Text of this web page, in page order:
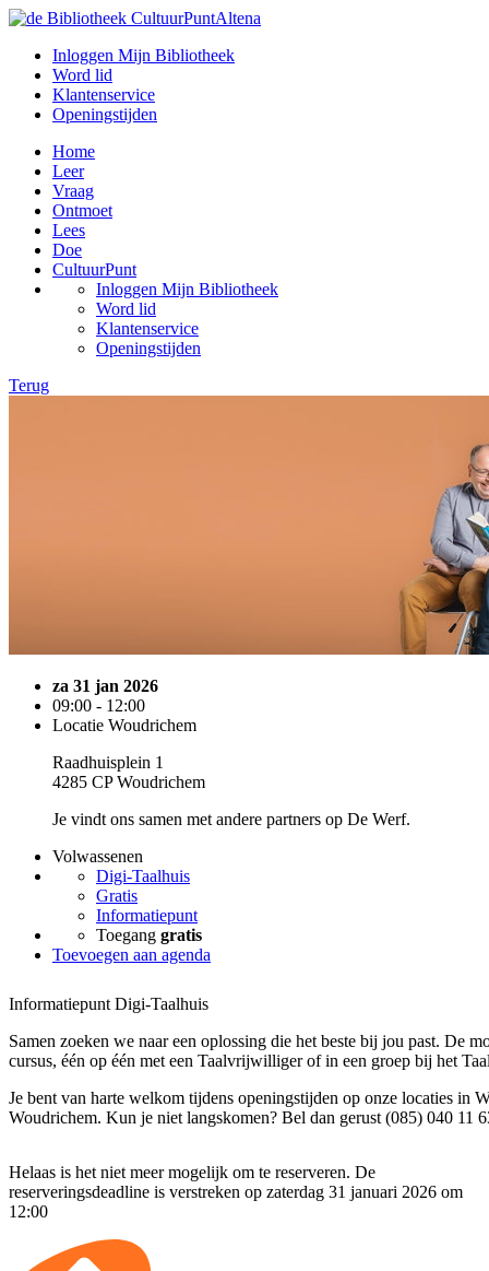
Inloggen Mijn Bibliotheek
Word lid
Klantenservice
Openingstijden
Home
Leer
Vraag
Ontmoet
Lees
Doe
CultuurPunt
Inloggen Mijn Bibliotheek
Word lid
Klantenservice
Openingstijden
Terug
za 31 jan 2026
09:00 - 12:00
Locatie Woudrichem
Raadhuisplein 1
4285 CP Woudrichem
Je vindt ons samen met andere partners op De Werf.
Volwassenen
Digi-Taalhuis
Gratis
Informatiepunt
Toegang gratis
Toevoegen aan agenda
Informatiepunt Digi-Taalhuis
Samen zoeken we naar een oplossing die het beste bij jou past. De
cursus, één op één met een Taalvrijwilliger of in een groep bij het
Je bent van harte welkom tijdens openingstijden op onze locaties in
Woudrichem. Kun je niet langskomen? Bel dan gerust (085) 040 11
Helaas is het niet meer mogelijk om te reserveren. De
reserveringsdeadline is verstreken op zaterdag 31 januari 2026 om
12:00